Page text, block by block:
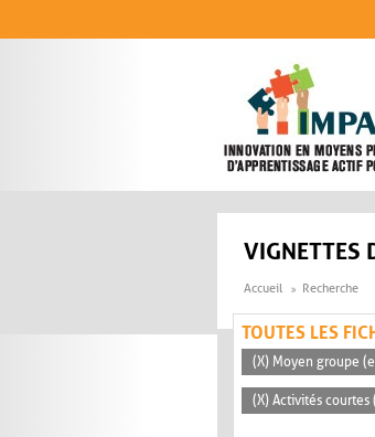
VIGNETTES
Accueil Recherche
TOUTES LES
(X) Moyen groupe
(X) Activités courtes